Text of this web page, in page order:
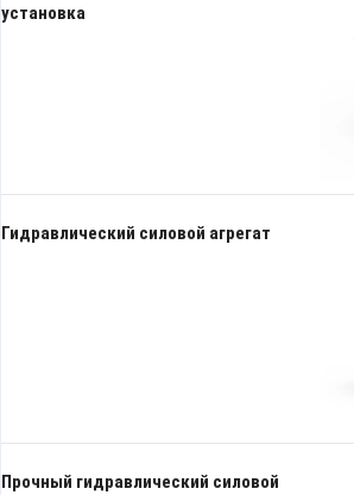
установка
Гидравлический силовой агрегат
Прочный гидравлический силовой